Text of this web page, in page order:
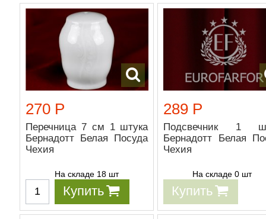
270 Р
Перечница 7 см 1 штука
Бернадотт Белая Посуда
Чехия
На складе 18 шт
Купить
289 Р
Подсвечник 1
Бернадотт Белая
Чехия
На складе 0 шт
Купить